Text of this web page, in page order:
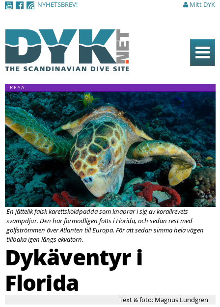
NYHETSBREV! Mitt DYK
Hem
Tidningen
Nyheter
Artiklar
DYK Guiden
Shop
Kontakt
Sök
RESA
En jättelik falsk karettsköldpadda som knaprar i sig av korallrevets
svampdjur. Den har förmodligen fötts i Florida, och sedan rest med
golfströmmen över Atlanten till Europa. För att sedan simma hela vägen
tillbaka igen längs ekvatorn.
Dykäventyr i
Florida
Text & foto: Magnus Lundgren